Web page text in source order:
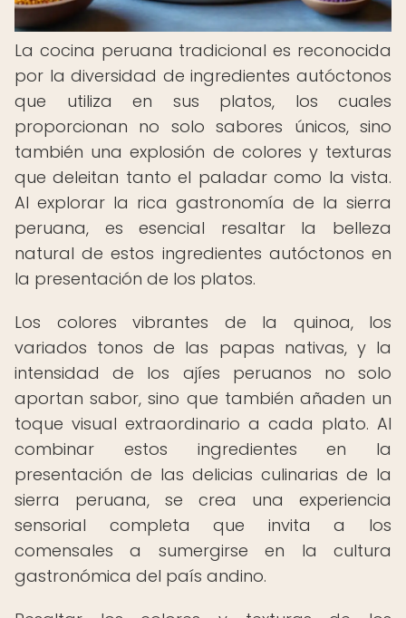
La cocina peruana tradicional es reconocida
por la diversidad de ingredientes autóctonos
que utiliza en sus platos, los cuales
proporcionan no solo sabores únicos, sino
también una explosión de colores y texturas
que deleitan tanto el paladar como la vista.
Al explorar la rica gastronomía de la sierra
peruana, es esencial resaltar la belleza
natural de estos ingredientes autóctonos en
la presentación de los platos.
Los colores vibrantes de la quinoa, los
variados tonos de las papas nativas, y la
intensidad de los ajíes peruanos no solo
aportan sabor, sino que también añaden un
toque visual extraordinario a cada plato. Al
combinar estos ingredientes en la
presentación de las delicias culinarias de la
sierra peruana, se crea una experiencia
sensorial completa que invita a los
comensales a sumergirse en la cultura
gastronómica del país andino.